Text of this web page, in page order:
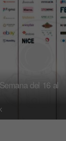
del 16 al